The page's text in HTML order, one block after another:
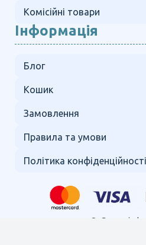
Комісійні товари
Інформація
Блог
Кошик
Замовлення
Правила та умови
Політика конфіденційності
©